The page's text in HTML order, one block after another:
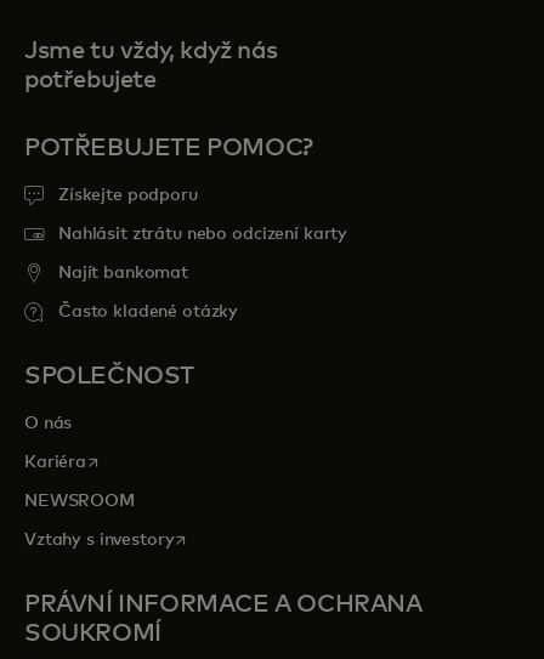
Jsme tu vždy, když nás
potřebujete
POTŘEBUJETE POMOC?
Získejte podporu
Nahlásit ztrátu nebo odcizení karty
Najít bankomat
Často kladené otázky
SPOLEČNOST
O nás
Kariéra opens in a new tab
NEWSROOM
Vztahy s investoryopens in a new tab
PRÁVNÍ INFORMACE A OCHRANA
SOUKROMÍ